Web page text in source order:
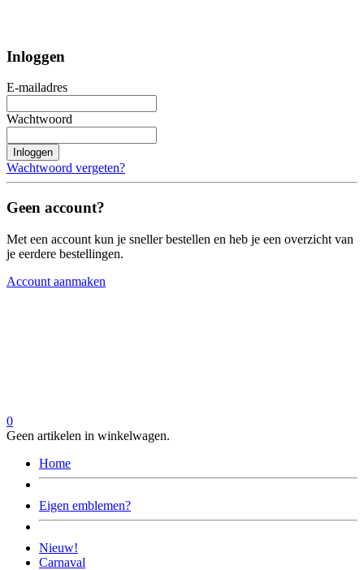
Inloggen
E-mailadres
Wachtwoord
Inloggen
Wachtwoord vergeten?
Geen account?
Met een account kun je sneller bestellen en heb je een overzicht van
je eerdere bestellingen.
Account aanmaken
0
Geen artikelen in winkelwagen.
Home
Eigen emblemen?
Nieuw!
Carnaval